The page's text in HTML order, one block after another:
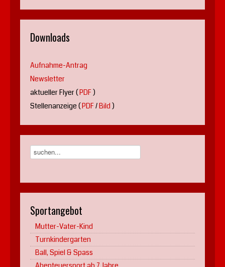
Downloads
Aufnahme-Antrag
Newsletter
aktueller Flyer (PDF)
Stellenanzeige (PDF/Bild )
Sportangebot
Mutter-Vater-Kind
Turnkindergarten
Ball, Spiel & Spass